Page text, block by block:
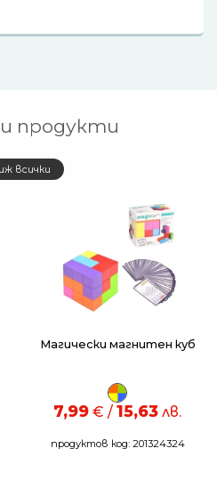
продукти
всички
Магически магнитен куб
7,99 € / 15,63 лв.
продуктов код: 201324324